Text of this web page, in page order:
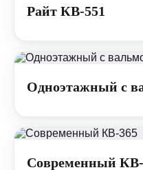
Райт КВ-551
Одноэтажный с
Современный